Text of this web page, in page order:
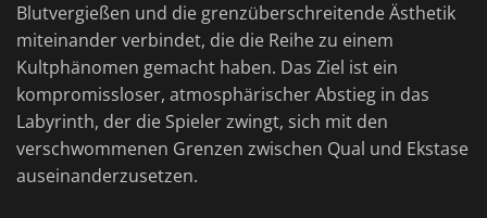
Blutvergießen und die grenzüberschreitende Ästhetik
miteinander verbindet, die die Reihe zu einem
Kultphänomen gemacht haben. Das Ziel ist ein
kompromissloser, atmosphärischer Abstieg in das
Labyrinth, der die Spieler zwingt, sich mit den
verschwommenen Grenzen zwischen Qual und Ekstase
auseinanderzusetzen.